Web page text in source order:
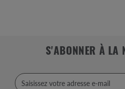
S'ABONNER À LA